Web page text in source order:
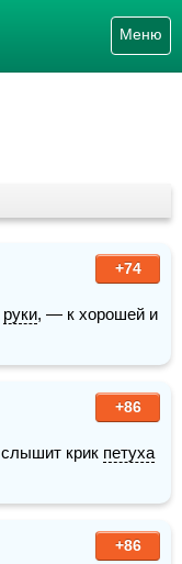
Меню
+74
руки, — к хорошей и
+86
слышит крик петуха
+86